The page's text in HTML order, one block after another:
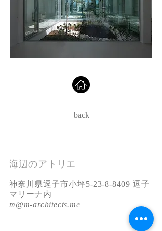
back
海辺のアトリエ
神奈川県逗子市小坪5-23-8-8409 逗子
マリーナ内
m@m-architects.me